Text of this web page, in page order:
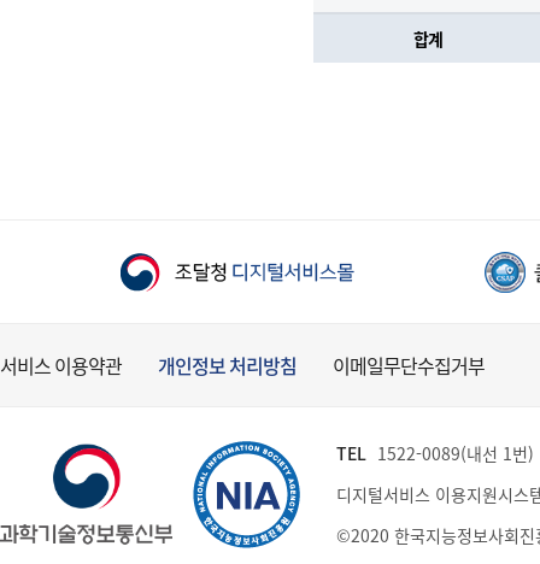
합계
서비스 이용약관 개인정보 처리방침 이메일무단수집거부
TEL 1522-0089(내선 1번
디지털서비스 이용지원시스
©2020 한국지능정보사회진